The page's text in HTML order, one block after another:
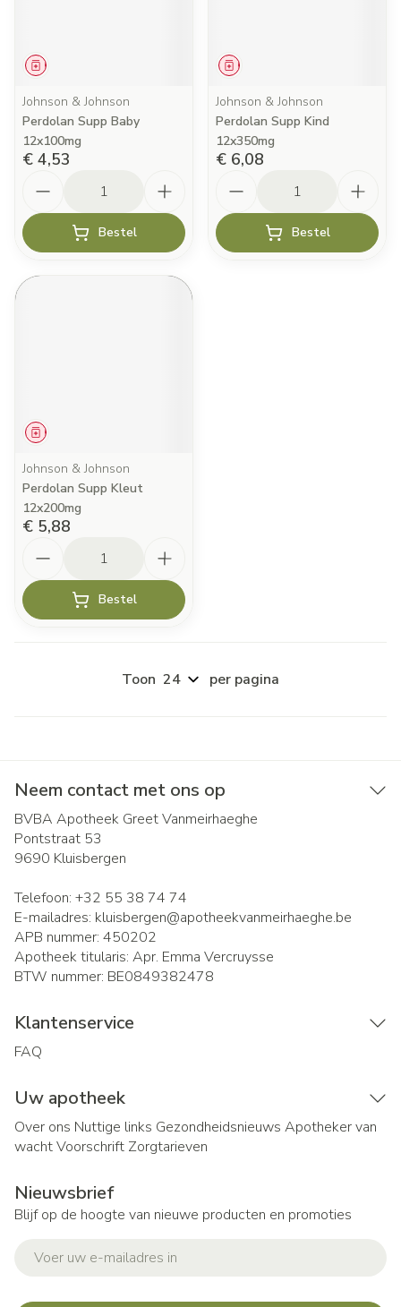
Geneesmiddel
Johnson & Johnson
Perdolan Supp Baby
12x100mg
€ 4,53
Bestel
Geneesmiddel
Johnson & Johnson
Perdolan Supp Kind
12x350mg
€ 6,08
Bestel
Geneesmiddel
Johnson & Johnson
Perdolan Supp Kleut
12x200mg
€ 5,88
Bestel
Toon per pagina
Neem contact met ons op
BVBA Apotheek Greet Vanmeirhaeghe
Pontstraat 53
9690 Kluisbergen
Telefoon: +32 55 38 74 74
E-mailadres: kluisbergen@apotheekvanmeirhaeghe.be
APB nummer: 450202
Apotheek titularis: Apr. Emma Vercruysse
BTW nummer: BE0849382478
Klantenservice
FAQ
Uw apotheek
Over ons Nuttige links Gezondheidsnieuws Apotheker van
wachtVoorschrift Zorgtarieven
Nieuwsbrief
Blijf op de hoogte van nieuwe producten en promoties